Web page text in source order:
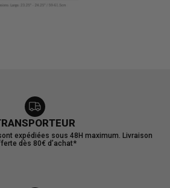
expédiées sous 48H maximum. Livraison
dès 80€ d’achat*